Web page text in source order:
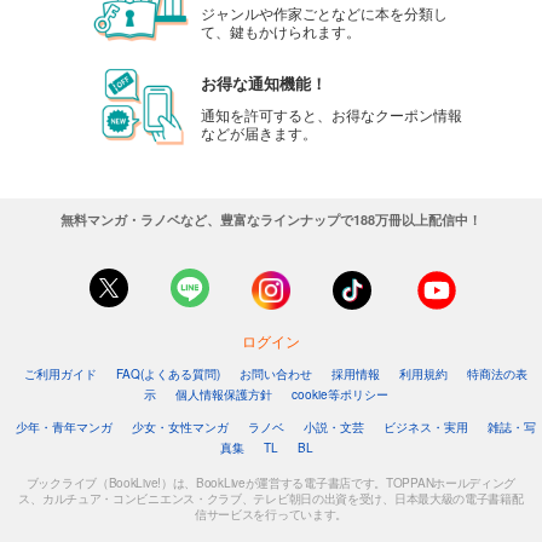
ジャンルや作家ごとなどに本を分類し
て、鍵もかけられます。
お得な通知機能！
通知を許可すると、お得なクーポン情報
などが届きます。
無料マンガ・ラノベなど、豊富なラインナップで188万冊以上配信中！
ログイン
ご利用ガイド FAQ(よくある質問) お問い合わせ 採用情報 利用規約
特商法の表
示
個人情報保護方針
cookie等ポリシー
少年・青年マンガ
少女・女性マンガ ラノベ 小説・文芸 ビジネス・実用
雑誌・写
真集
TL BL
ブックライブ（BookLive!）は、BookLiveが運営する電子書店です。TOPPANホールディング
ス、カルチュア・コンビニエンス・クラブ、テレビ朝日の出資を受け、日本最大級の電子書籍配
信サービスを行っています。